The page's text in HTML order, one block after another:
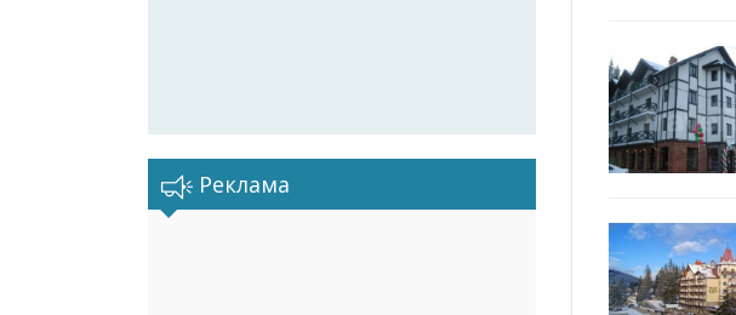
Реклама